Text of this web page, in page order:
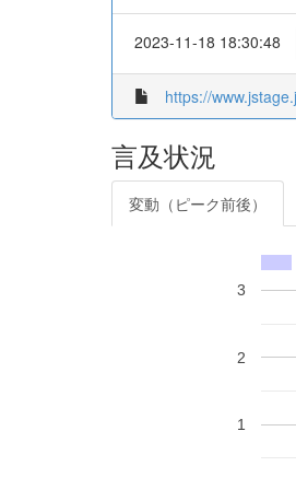
2023-11-18 18:30:48
https://
言及状況
変動（ピーク前後）
1
2
3